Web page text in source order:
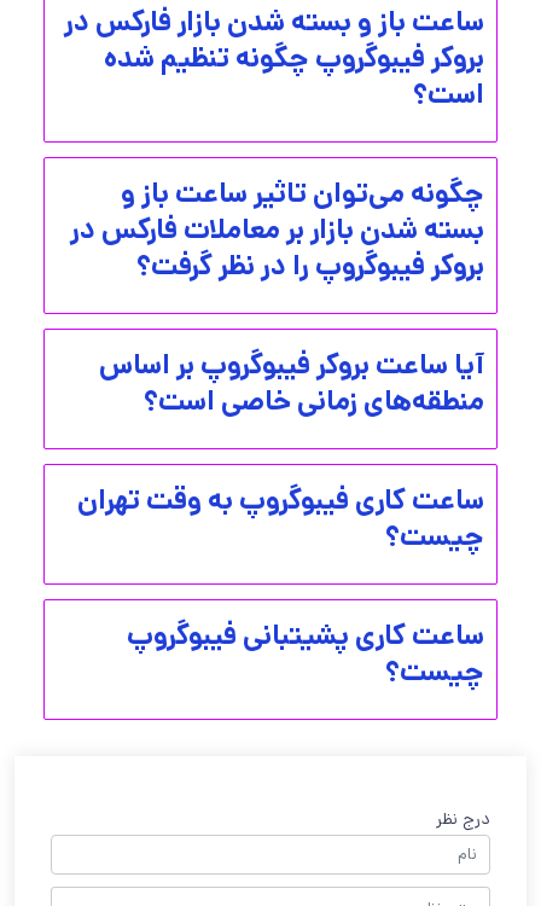
ساعت باز و بسته شدن بازار فارکس در
بروکر فیبوگروپ چگونه تنظیم شده
است؟
چگونه می‌توان تاثیر ساعت باز و
بسته شدن بازار بر معاملات فارکس در
بروکر فیبوگروپ را در نظر گرفت؟
آیا ساعت بروکر فیبوگروپ بر اساس
منطقه‌های زمانی خاصی است؟
ساعت کاری فیبوگروپ به وقت تهران
چیست؟
ساعت کاری پشیتبانی فیبوگروپ
چیست؟
درج نظر